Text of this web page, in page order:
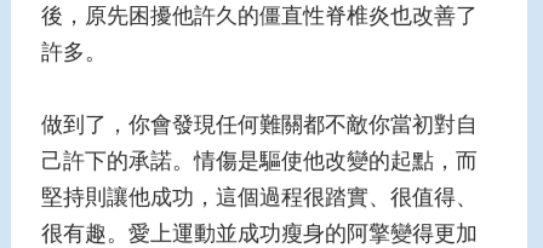
後，原先困擾他許久的僵直性脊椎炎也改善了
許多。
做到了，你會發現任何難關都不敵你當初對自
己許下的承諾。情傷是驅使他改變的起點，而
堅持則讓他成功，這個過程很踏實、很值得、
很有趣。愛上運動並成功瘦身的阿擎變得更加